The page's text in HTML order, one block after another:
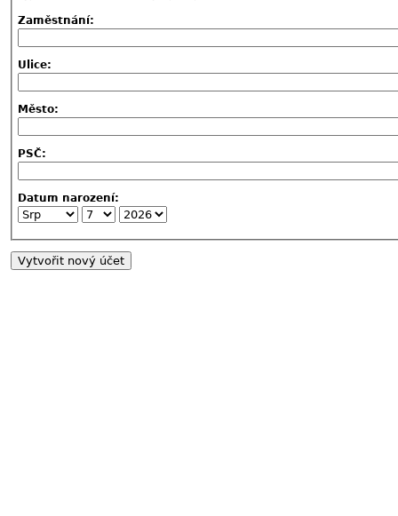
Zaměstnání:
Ulice:
Město:
PSČ:
Datum narození: